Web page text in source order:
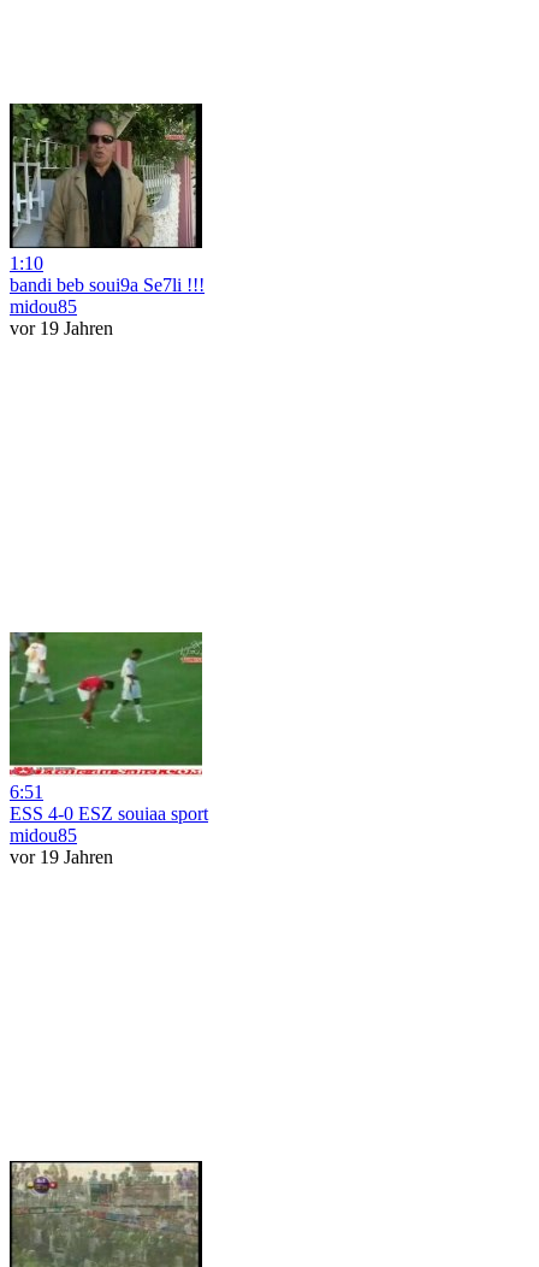
1:10
bandi beb soui9a Se7li !!!
midou85
vor 19 Jahren
6:51
ESS 4-0 ESZ souiaa sport
midou85
vor 19 Jahren